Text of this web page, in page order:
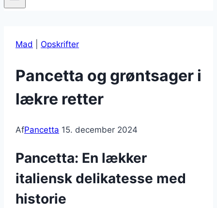
Mad Opskrifter
Pancetta og grøntsager i
lækre retter
AfPancetta 15. december 2024
Pancetta: En lækker
italiensk delikatesse med
historie